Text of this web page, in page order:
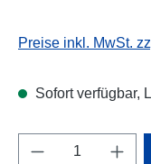
Preise inkl. MwSt.
Sofort verfügbar,
Produkt